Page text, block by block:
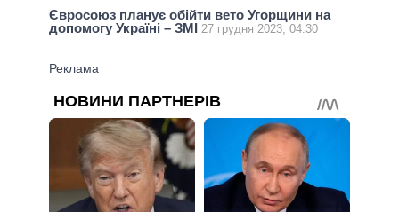
Євросоюз планує обійти вето Угорщини на
допомогу Україні – ЗМІ 27 грудня 2023, 04:30